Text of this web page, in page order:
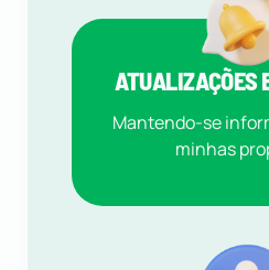
ATUALIZAÇÕES
Mantendo-se
minhas